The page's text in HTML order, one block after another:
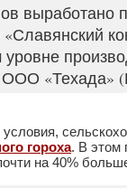
«Техада»
гороха. В этом
на 40%